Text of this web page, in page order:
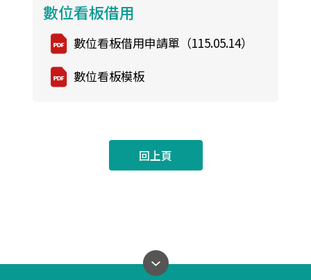
數位看板借用
數位看板借用申請單（115.05.14）
數位看板模板
回上頁